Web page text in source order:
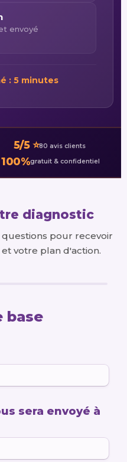
envoyé
: 5 minutes
5/5 ⭐80 avis clients
100%gratuit & confidentiel
diagnostic
pour recevoir
votre plan d'action.